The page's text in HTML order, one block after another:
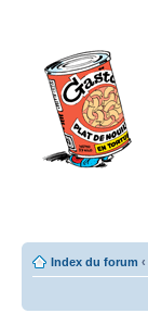
Index du forum ‹